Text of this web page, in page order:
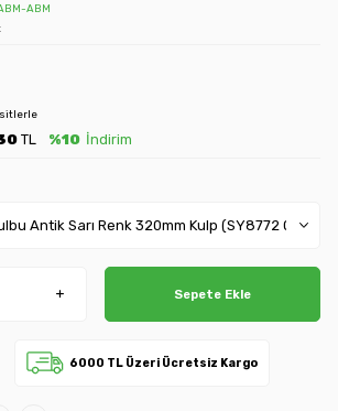
ABM
TL %10 İndirim
Sepete Ekle
6000 TL Üzeri Ücretsiz Kargo